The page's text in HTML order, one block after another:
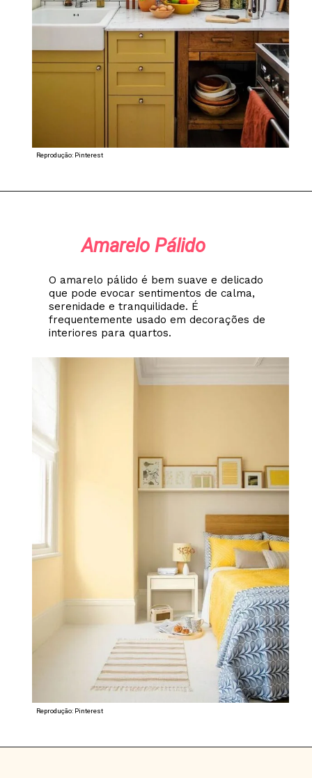
Reprodução: Pinterest
O amarelo pálido é bem suave e delicado
que pode evocar sentimentos de calma,
serenidade e tranquilidade. É
frequentemente usado em decorações de
interiores para quartos.
Amarelo Pálido
Reprodução: Pinterest